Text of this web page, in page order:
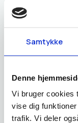
Samtykke
Denne
Vi bruger cookies
vise dig
trafik. Vi deler